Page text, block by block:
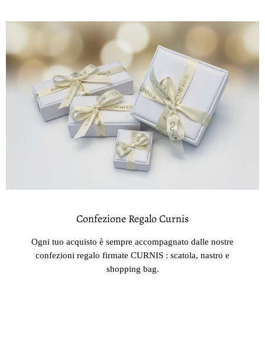
Confezione Regalo Curnis
Ogni tuo acquisto è sempre accompagnato dalle nostre
confezioni regalo firmate CURNIS : scatola, nastro e
shopping bag.